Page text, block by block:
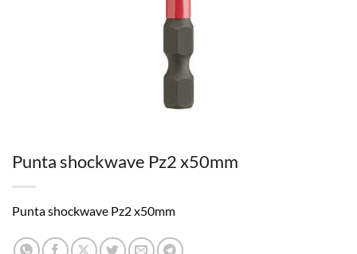
Punta shockwave Pz2 x50mm
Punta shockwave Pz2 x50mm